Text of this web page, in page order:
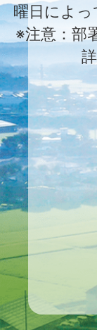
曜日によっ
※注意：部